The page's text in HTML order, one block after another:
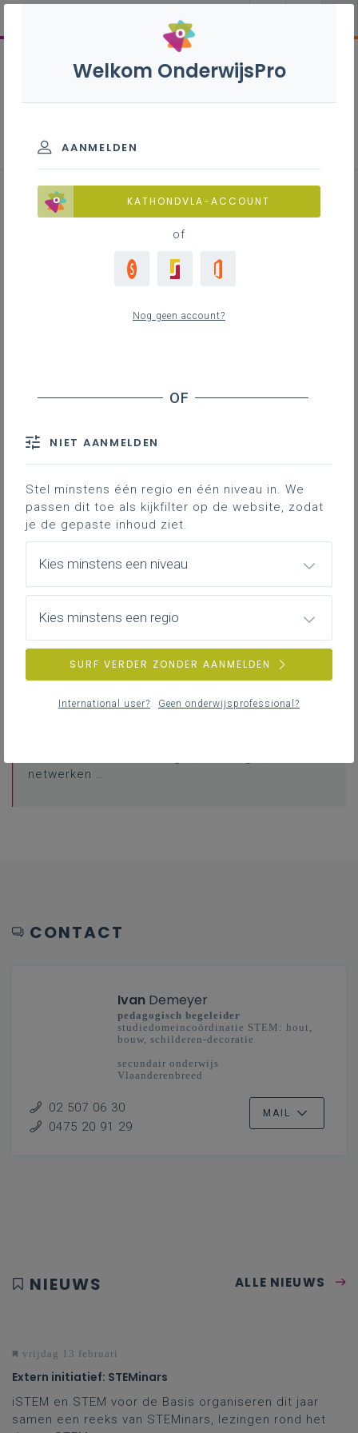
Download het leerplan
Inspirerend materiaal
Didactische tips ondersteunende documenten,
duiding bij leerinhouden
Achtergrond
Literatuur, onderzoek, regelgeving, interessante
websites
netwerken …
CONTACT
Ivan Demeyer
pedagogisch begeleider
studiedomeincoördinatie STEM: hout,
bouw, schilderen-decoratie
secundair onderwijs
Vlaanderenbreed
02 507 06 30
0475 20 91 29
MAIL
NIEUWS ALLE NIEUWS
vrijdag 13 februari
Extern initiatief: STEMinars
iSTEM en STEM voor de Basis organiseren dit jaar
samen een reeks van STEMinars, lezingen rond het
Welkom OnderwijsPro
AANMELDEN
KATHONDVLA-ACCOUNT
of
Nog geen account?
NIET AANMELDEN
Stel minstens één regio en één niveau in. We
passen dit toe als kijkfilter op de website, zodat
je de gepaste inhoud ziet.
Kies minstens een niveau
Kies minstens een regio
SURF VERDER ZONDER AANMELDEN
International user? Geen onderwijsprofessional?